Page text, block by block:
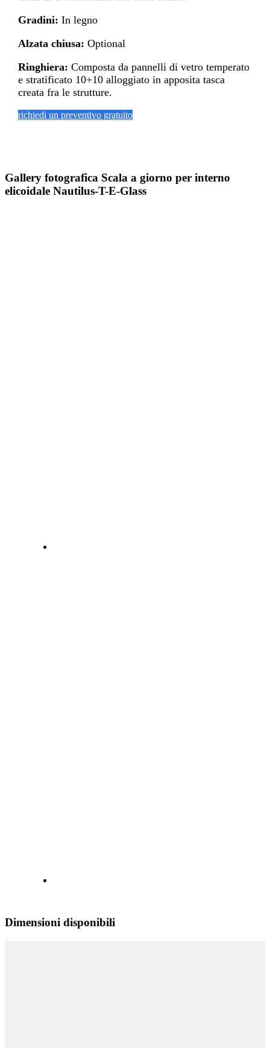
Gradini: In legno
Alzata chiusa: Optional
Ringhiera: Composta da pannelli di vetro temperato
e stratificato 10+10 alloggiato in apposita tasca
creata fra le strutture.
richiedi un preventivo gratuito
Gallery fotografica Scala a giorno per interno
elicoidale Nautilus-T-E-Glass
Dimensioni disponibili